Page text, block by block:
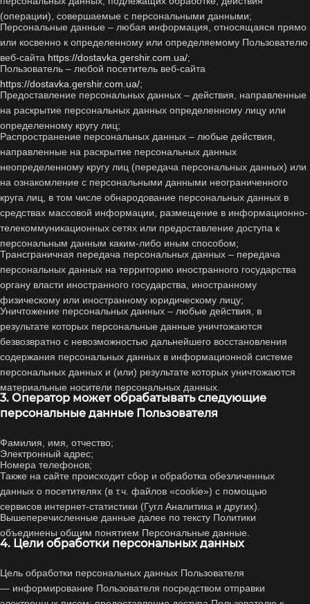
(операции), совершаемые с персональными данными;
Персональные данные – любая информация, относящаяся прямо
или косвенно к определенному или определяемому Пользователю
веб-сайта https://dostavka.gershir.com.ua/;
Пользователь – любой посетитель веб-сайта
https://dostavka.gershir.com.ua/;
Предоставление персональных данных – действия, направленные
на раскрытие персональных данных определенному лицу или
определенному кругу лиц;
Распространение персональных данных – любые действия,
направленные на раскрытие персональных данных
неопределенному кругу лиц (передача персональных данных) или
на ознакомление с персональными данными неограниченного
круга лиц, в том числе обнародование персональных данных в
средствах массовой информации, размещение в информационно-
телекоммуникационных сетях или предоставление доступа к
персональным данным каким-либо иным способом;
Трансграничная передача персональных данных – передача
персональных данных на территорию иностранного государства
органу власти иностранного государства, иностранному
физическому или иностранному юридическому лицу;
Уничтожение персональных данных – любые действия, в
результате которых персональные данные уничтожаются
безвозвратно с невозможностью дальнейшего восстановления
содержания персональных данных в информационной системе
персональных данных и (или) результате которых уничтожаются
материальные носители персональных данных.
3. Оператор может обрабатывать следующие
персональные данные Пользователя
Фамилия, имя, отчество;
Электронный адрес;
Номера телефонов;
Также на сайте происходит сбор и обработка обезличенных
данных о посетителях (в т.ч. файлов «cookie») с помощью
сервисов интернет-статистики (Гугл Аналитика и других).
Вышеперечисленные данные далее по тексту Политики
объединены общим понятием Персональные данные.
4. Цели обработки персональных данных
Цель обработки персональных данных Пользователя
— информирование Пользователя посредством отправки